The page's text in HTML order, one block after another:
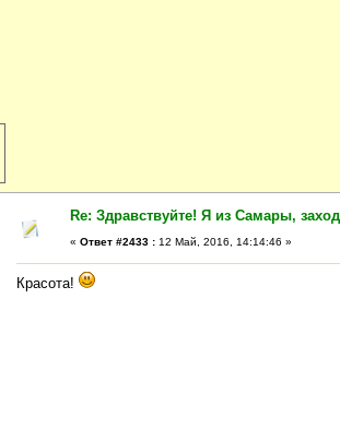
Re: Здравствуйте! Я из Самары,
« Ответ #2433 : 12 Май, 2016, 14:14:46 »
Красота!